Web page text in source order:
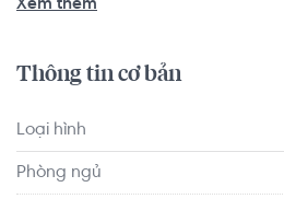
đúc này.
Sarimi gồm 4 tòa tháp cao 12
Đại Quang Minh. Vị trí đẹp, nằm
Xem thêm
Thông tin cơ bản
Loại hình
Phòng ngủ